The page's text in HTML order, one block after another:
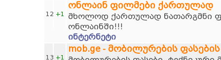
12 +1
ონლაინ ფილმები ქართულად
მხოლოდ ქართულად ნათარგმნი
ონლაინში!!!
ინტერნეტი
13 +1
mob.ge - მობილურების